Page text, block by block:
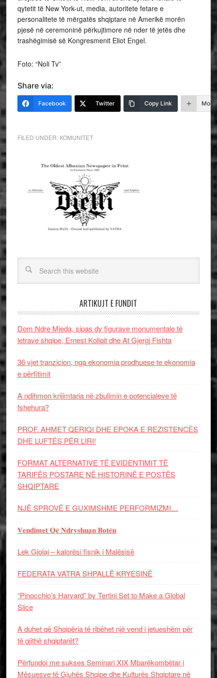
qytetit të New York-ut, media, autoritete fetare e
personalitete të mërgatës shqiptare në Amerikë morën
pjesë në ceremoninë përkujtimore në nder të jetës dhe
trashëgimisë së Kongresmenit Eliot Engel.
Foto: “Noli Tv”
Share via:
Facebook Twitter Copy Link More
FILED UNDER: KOMUNITET
ARTIKUJT E FUNDIT
Dom Ndre Mjeda, sipas dy figurave monumentale të
letrave shqipe, Ernest Koliqit dhe At Gjergj Fishta
36 vjet tranzicion, nga ekonomia prodhuese te ekonomia
e përfitimit
A ndihmon krijimtaria në zbulimin e potencialeve të
fshehura?
PROF. AHMET QERIQI DHE EPOKA E REZISTENCЁS
DHE LUFTЁS PЁR LIRI!
FORMAT ALTERNATIVE TË EVIDENTIMIT TË
TARIFËS POSTARE NË HISTORINË E POSTËS
SHQIPTARE
NJË SPROVË E GUXIMSHME PERFORMIZMI…
𝐕𝐞𝐧𝐝𝐢𝐦𝐞𝐭 𝐐𝐞̈ 𝐍𝐝𝐫𝐲𝐬𝐡𝐮𝐚𝐧 𝐁𝐨𝐭𝐞̈𝐧
Lek Gjolaj – kalorësi fisnik i Malësisë
FEDERATA VATRA SHPALLË KRYESINË
“Pinocchio’s Harvard” by Tertini Set to Make a Global
Slice
A duhet që Shqipëria të ribëhet një vend i jetueshëm për
të gjithë shqiptarët?
Përfundoi me sukses Seminari XIX Mbarëkombëtar i
Mësuesve të Gjuhës Shqipe dhe Kulturës Shqiptare në